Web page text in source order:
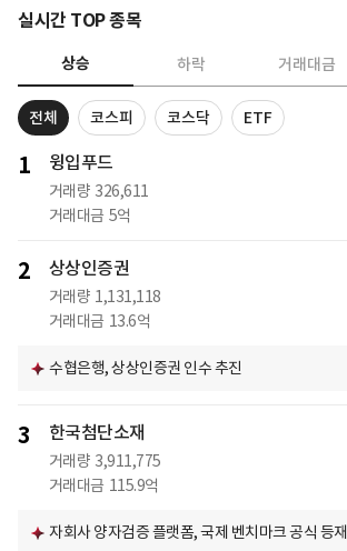
실시간 TOP 종목
상승 하락 거래대금
전체 코스피 코스닥 ETF
1 윙입푸드
거래량 326,611
거래대금 5억
2 상상인증권
거래량 1,131,118
거래대금 13.6억
수협은행, 상상인증권 인수 추진
3 한국첨단소재
거래량 3,911,775
거래대금 115.9억
자회사 양자검증 플랫폼, 국제 벤치마크 공식 등재